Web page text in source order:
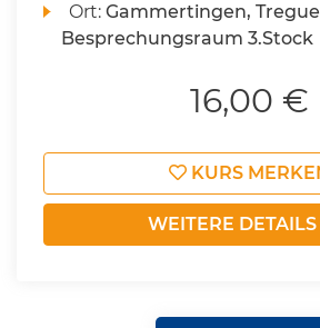
Ort:Gammertingen,
Besprechungsraum 3.Stock
16,00 €
KURS
WEITERE DETAILS